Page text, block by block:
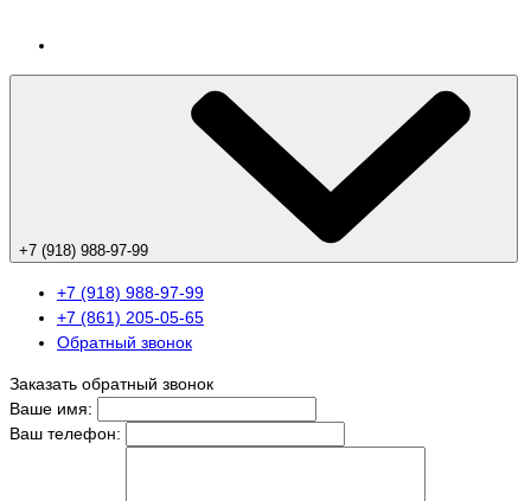
+7 (918) 988-97-99
+7 (918) 988-97-99
+7 (861) 205-05-65
Обратный звонок
Заказать обратный звонок
Ваше имя:
Ваш телефон: